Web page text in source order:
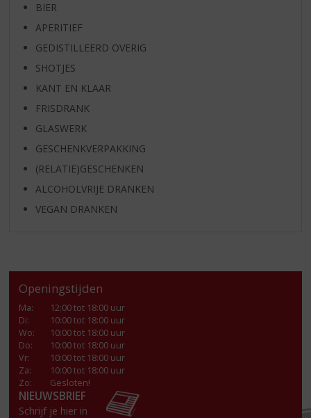
BIER
APERITIEF
GEDISTILLEERD OVERIG
SHOTJES
KANT EN KLAAR
FRISDRANK
GLASWERK
GESCHENKVERPAKKING
(RELATIE)GESCHENKEN
ALCOHOLVRIJE DRANKEN
VEGAN DRANKEN
Openingstijden
Ma:
12:00 tot 18:00 uur
Di:
10:00 tot 18:00 uur
Wo:
10:00 tot 18:00 uur
Do:
10:00 tot 18:00 uur
Vr:
10:00 tot 18:00 uur
Za:
10:00 tot 18:00 uur
Zo:
Gesloten!
NIEUWSBRIEF
Schrijf je hier in